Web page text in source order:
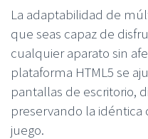
La adaptabilidad de
que seas capaz de
cualquier aparato sin
plataforma HTML5 se
pantallas de escritorio,
preservando la idéntica
juego.